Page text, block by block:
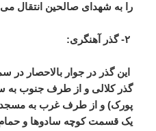
را به شهدای صالحین انتقال
۲- گذر آهنگری:
این گذر در جوار بالاحصار
گذر کلالی و از طرف جنوب
پورک) و از طرف غرب به مسجد
یک قسمت کوچه سادوها و حمام